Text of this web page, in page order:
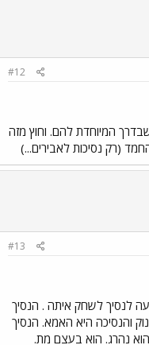
#12
המיוחדת להם. וחוץ מזה
(רק נסיכות לאבירים...)
#13
לנסיך לשחק איתה . הנסיך
והנסיכה היא האמא. הנסיך
נהרג. הוא בעצם מת.